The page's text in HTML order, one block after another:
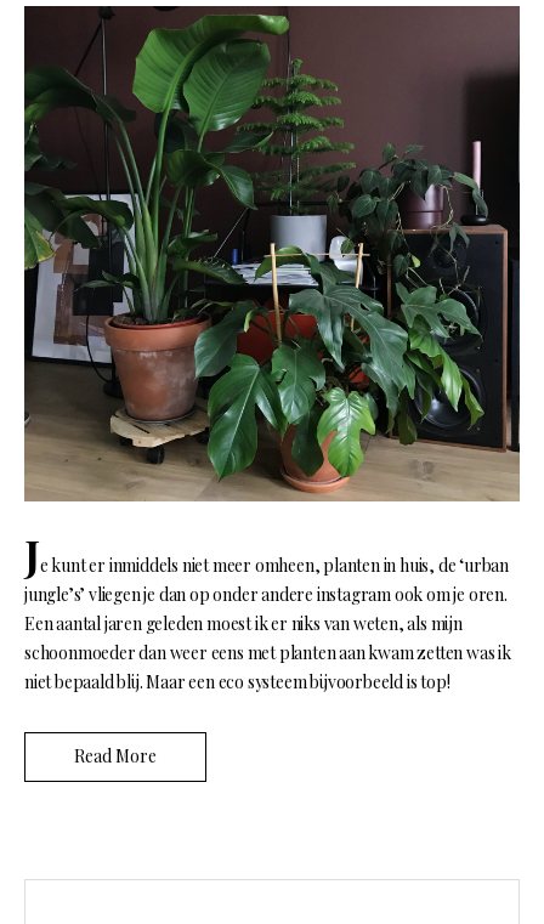
Je kunt er inmiddels niet meer omheen, planten in huis, de ‘urban
jungle’s’ vliegen je dan op onder andere instagram ook om je oren.
Een aantal jaren geleden moest ik er niks van weten, als mijn
schoonmoeder dan weer eens met planten aan kwam zetten was ik
niet bepaald blij. Maar een eco systeem bijvoorbeeld is top!
Read More